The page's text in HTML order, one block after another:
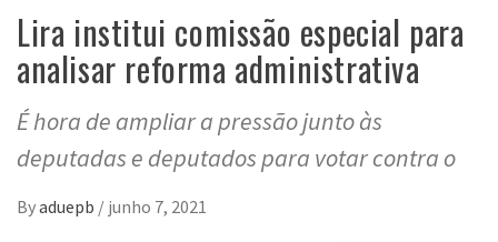
Lira institui comissão especial para
analisar reforma administrativa
É hora de ampliar a pressão junto às
deputadas e deputados para votar contra o
Byaduepb / junho 7, 2021